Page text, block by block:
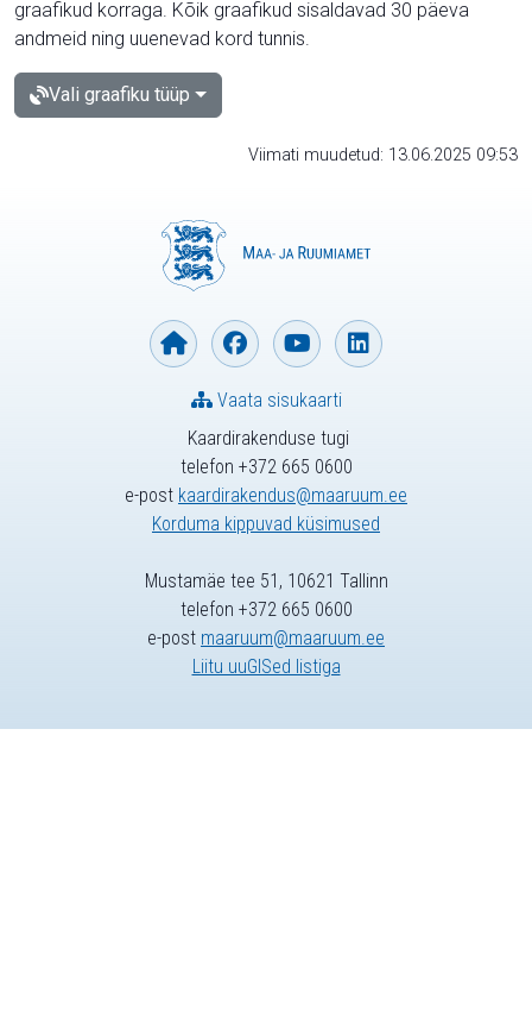
graafikud korraga. Kõik graafikud sisaldavad 30 päeva
andmeid ning uuenevad kord tunnis.
Vali graafiku tüüp
Viimati muudetud: 13.06.2025 09:53
Kaardirakenduse tugi
telefon +372 665 0600
e-post kaardirakendus@maaruum.ee
Korduma kippuvad küsimused
Vaata sisukaarti
Mustamäe tee 51, 10621 Tallinn
telefon +372 665 0600
e-post maaruum@maaruum.ee
Liitu uuGISed listiga